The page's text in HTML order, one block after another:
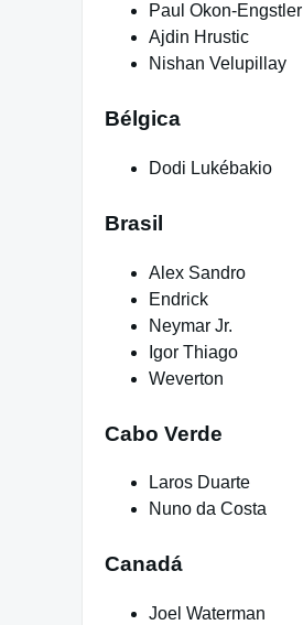
Paul Okon-Engstler
Ajdin Hrustic
Nishan Velupillay
Bélgica
Dodi Lukébakio
Brasil
Alex Sandro
Endrick
Neymar Jr.
Igor Thiago
Weverton
Cabo Verde
Laros Duarte
Nuno da Costa
Canadá
Joel Waterman